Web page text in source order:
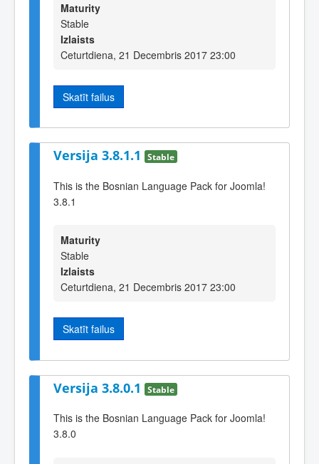
Maturity
Stable
Izlaists
Ceturtdiena, 21 Decembris 2017 23:00
Skatīt failus
Versija 3.8.1.1 Stable
This is the Bosnian Language Pack for Joomla!
3.8.1
Maturity
Stable
Izlaists
Ceturtdiena, 21 Decembris 2017 23:00
Skatīt failus
Versija 3.8.0.1 Stable
This is the Bosnian Language Pack for Joomla!
3.8.0